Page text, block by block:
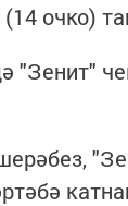
очко)
"Зенит"